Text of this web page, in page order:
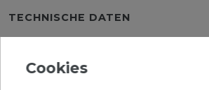
TECHNISCHE DATEN
Cookies